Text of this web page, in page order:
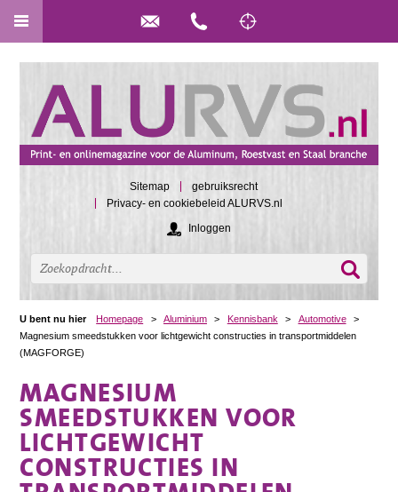
Sitemap
gebruiksrecht
Privacy- en cookiebeleid ALURVS.nl
Inloggen
U bent nu hier Homepage > Aluminium > Kennisbank > Automotive
>
Magnesium smeedstukken voor lichtgewicht constructies in transportmiddelen
(MAGFORGE)
MAGNESIUM
SMEEDSTUKKEN VOOR
LICHTGEWICHT
CONSTRUCTIES IN